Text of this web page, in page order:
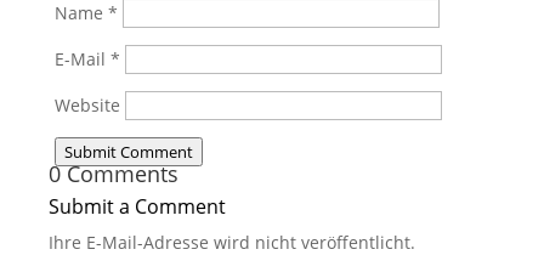
Name *
E-Mail *
Website
Submit Comment
0 Comments
Submit a Comment
Ihre E-Mail-Adresse wird nicht veröffentlicht.